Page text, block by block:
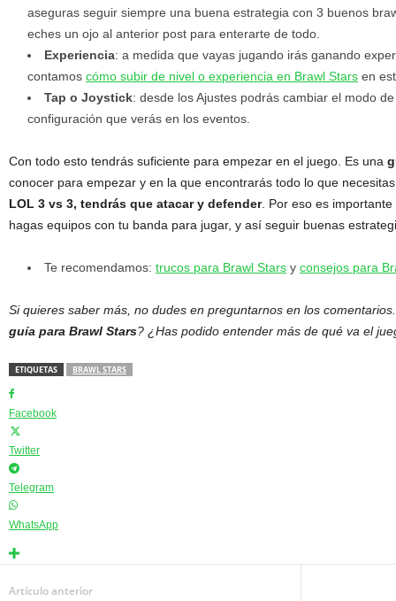
aseguras seguir siempre una buena estrategia con 3 buenos
eches un ojo al anterior post para enterarte de todo.
Experiencia: a medida que vayas jugando irás ganando
contamos cómo subir de nivel o experiencia en Brawl Stars en
Tap o Joystick: desde los Ajustes podrás cambiar el modo
configuración que verás en los eventos.
Con todo esto tendrás suficiente para empezar en el juego. Es una
conocer para empezar y en la que encontrarás todo lo que
LOL 3 vs 3, tendrás que atacar y defender. Por eso es
hagas equipos con tu banda para jugar, y así seguir buenas
Te recomendamos: trucos para Brawl Stars y consejos para
Si quieres saber más, no dudes en preguntarnos en los
guía para Brawl Stars? ¿Has podido entender más de qué va el
ETIQUETAS BRAWL STARS
Facebook
Twitter
Telegram
WhatsApp
Artículo anterior